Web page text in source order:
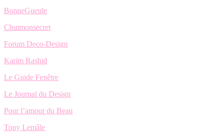
BonneGueule
Chutmonsecret
Forum Deco-Design
Karim Rashid
Le Guide Fenêtre
Le Journal du Design
Pour l’amour du Beau
Tony Lemâle